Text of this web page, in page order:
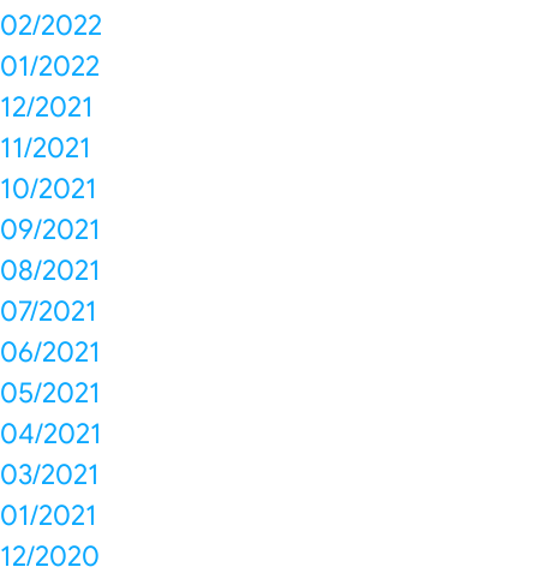
02/2022
01/2022
12/2021
11/2021
10/2021
09/2021
08/2021
07/2021
06/2021
05/2021
04/2021
03/2021
01/2021
12/2020